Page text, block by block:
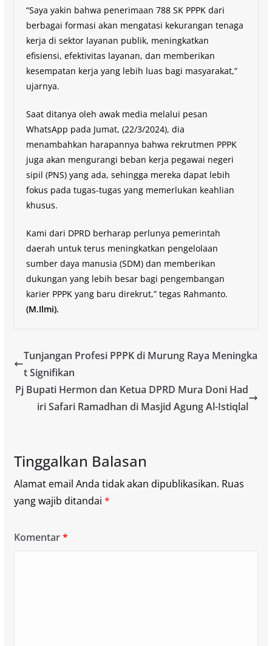
“Saya yakin bahwa penerimaan 788 SK PPPK dari
berbagai formasi akan mengatasi kekurangan tenaga
kerja di sektor layanan publik, meningkatkan
efisiensi, efektivitas layanan, dan memberikan
kesempatan kerja yang lebih luas bagi masyarakat,”
ujarnya.
Saat ditanya oleh awak media melalui pesan
WhatsApp pada Jumat, (22/3/2024), dia
menambahkan harapannya bahwa rekrutmen PPPK
juga akan mengurangi beban kerja pegawai negeri
sipil (PNS) yang ada, sehingga mereka dapat lebih
fokus pada tugas-tugas yang memerlukan keahlian
khusus.
Kami dari DPRD berharap perlunya pemerintah
daerah untuk terus meningkatkan pengelolaan
sumber daya manusia (SDM) dan memberikan
dukungan yang lebih besar bagi pengembangan
karier PPPK yang baru direkrut,” tegas Rahmanto.
(M.Ilmi).
Tunjangan Profesi PPPK di Murung Raya Meningka
t Signifikan
Pj Bupati Hermon dan Ketua DPRD Mura Doni Had
iri Safari Ramadhan di Masjid Agung Al-Istiqlal
Tinggalkan Balasan
Alamat email Anda tidak akan dipublikasikan. Ruas
yang wajib ditandai *
Komentar*